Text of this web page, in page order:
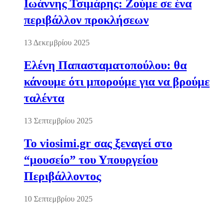
Ιωάννης Τσιμάρης: Ζούμε σε ένα
περιβάλλον προκλήσεων
13 Δεκεμβρίου 2025
Ελένη Παπασταματοπούλου: θα
κάνουμε ότι μπορούμε για να βρούμε
ταλέντα
13 Σεπτεμβρίου 2025
Το viosimi.gr σας ξεναγεί στο
“μουσείο” του Υπουργείου
Περιβάλλοντος
10 Σεπτεμβρίου 2025